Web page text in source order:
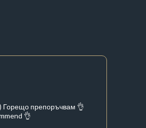
Горещо препоръчвам 👌
👌